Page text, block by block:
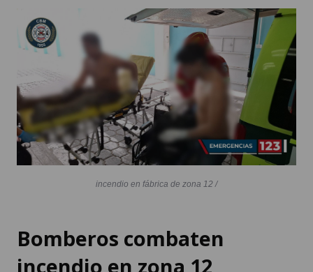
incendio en fábrica de zona 12 /
Bomberos combaten
incendio en zona 12